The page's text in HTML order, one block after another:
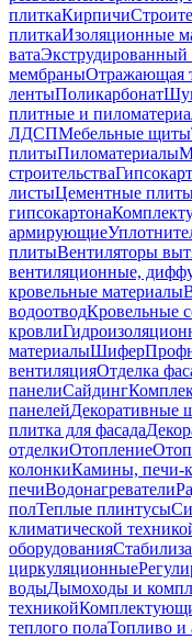
плиткаКирпичи
плиткаИзоляционные
ватаЭкструдированный
мембраныОтражающая
лентыПоликарбонат
плитные и
ЛДСПМебельные щиты
плитыПиломатериалы
строительства
листыЦементные
гипсокартона
армирующие
плитыВентиляторы
вентиляционные,
кровельные материалы
водоотводКровельные
кровли
материалыШифер
вентиляцияОтделка
панелиСайдинг
панелейДекоративные
плитка для фасада
отделкиОтопление
колонкиКамины, печи-
печиВодонагреватели
полТеплые плинтусы
климатической
оборудования
циркуляционные
водыДымоходы и
техникой
теплого полаТопливо и